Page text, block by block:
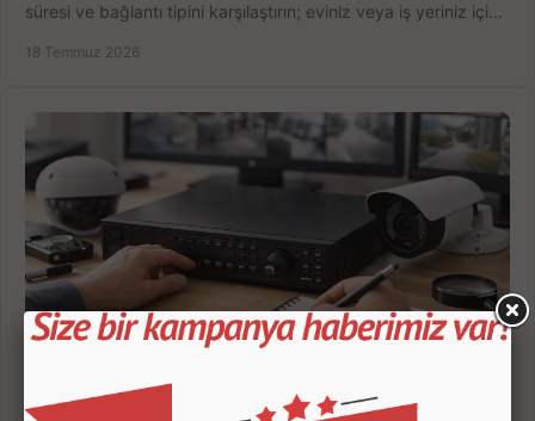
süresi ve bağlantı tipini karşılaştırın; eviniz veya iş yeriniz için
18 Temmuz 2026
Kamera Kayıt Cihazı İncelemesi Nasıl Yapılır?
çözünürlük, disk kapasitesi ve uzaktan erişimi birlikte